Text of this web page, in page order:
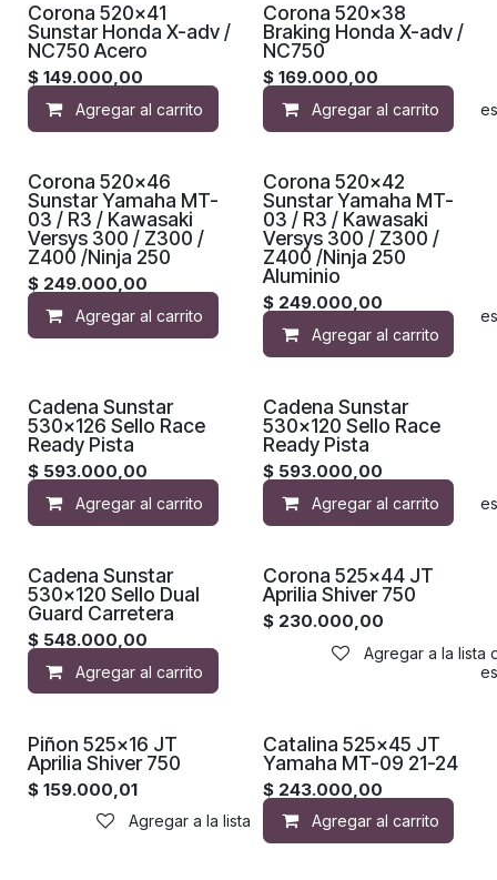
Corona 520x41
Sunstar Honda X-adv /
NC750 Acero
$ 149.000,00
Agregar al carrito Agregar a la lista de
Corona 520x38
Braking Honda X-adv /
NC750
$169.000,00
Agregar al carrito
Corona 520x46
Sunstar Yamaha MT-
03 / R3 / Kawasaki
Versys 300 / Z300 /
Z400 /Ninja 250
$ 249.000,00
Agregar al carrito Agregar a la lista de
Corona 520x42
Sunstar Yamaha MT-
03 / R3 / Kawasaki
Versys 300 / Z300 /
Z400 /Ninja 250
Aluminio
$ 249.000,00
Agregar al carrito
Cadena Sunstar
530x126 Sello Race
Ready Pista
$ 593.000,00
Agregar al carrito Agregar a la lista de
Cadena Sunstar
530x120 Sello Race
Ready Pista
$ 593.000,00
Agregar al carrito
Cadena Sunstar
530x120 Sello Dual
Guard Carretera
$ 548.000,00
Agregar al carrito Agregar a la lista de
Corona 525x44 JT
Aprilia Shiver 750
$ 230.000,00
Agregar a la lista
Piñon 525x16 JT
Aprilia Shiver 750
$ 159.000,01
Agregar a la lista de deseos
Catalina 525x45 JT
Yamaha MT-09 21-24
$ 243.000,00
Agregar al carrito